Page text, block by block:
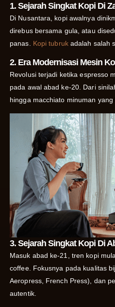
1. Sejarah Singkat Kopi Di
Di Nusantara, kopi awalnya
direbus bersama gula, atau
panas. Kopi tubrukadalah salah
2. Era Modernisasi Mesin
Revolusi terjadi ketika espresso
pada awal abad ke-20. Dari
hingga macchiato minuman yang
3. Sejarah Singkat Kopi Di
Masuk abad ke-21, tren kopi
coffee. Fokusnya pada kualitas
Aeropress, French Press), dan
autentik.